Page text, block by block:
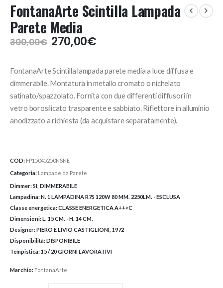
FontanaArte Scintilla Lampada
Parete Media
300,00€ Il
prezzo
era:
300,00€.
270,00€Il
prezzo
è:
270,00€.
FontanaArte Scintilla lampada parete media a luce diffusa e
dimmerabile. Montatura in metallo cromato o nichelato
satinato/spazzolato. Fornita con due differenti diffusori in
vetro borosilicato trasparente e sabbiato. Riflettore in alluminio
anodizzato a richiesta (da acquistare separatamente).
COD: FP15045250NSNE
Categoria: Lampade da Parete
Dimmer:SI, DIMMERABILE
Lampadina:N. 1 LAMPADINA R7S 120W 80 MM. 2250LM. - ESCLUSA
Classe energetica:CLASSE ENERGETICA A++>C
Dimensioni:L. 15 CM. - H. 14 CM.
Designer:PIERO E LIVIO CASTIGLIONI, 1972
Disponibilità:DISPONIBILE
Tempistica:15 / 20 GIORNI LAVORATIVI
Marchio: FontanaArte